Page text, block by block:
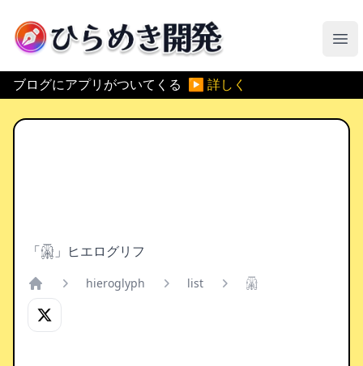
ひらめき開発
メ
ブログにアプリがついてくる ▶ 詳しく
「𓋍」ヒエログリフ
Home
hieroglyph list 𓋍